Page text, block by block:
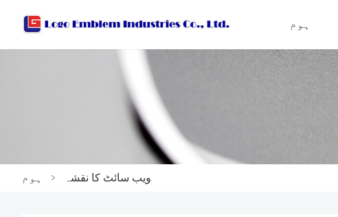
ہوم
ہوم > ویب سائٹ کا نقشہ